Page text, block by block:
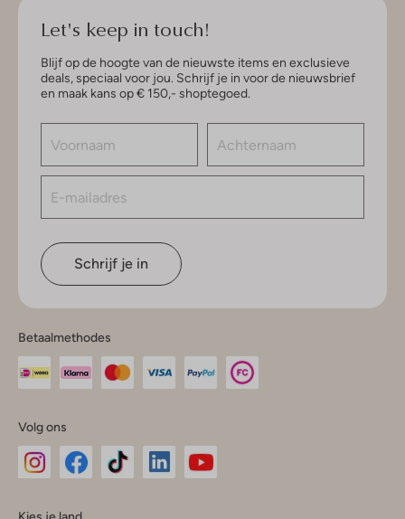
Let's keep in touch!
Blijf op de hoogte van de nieuwste items en exclusieve
deals, speciaal voor jou. Schrijf je in voor de nieuwsbrief
en maak kans op € 150,- shoptegoed.
Schrijf je in
Betaalmethodes
Volg ons